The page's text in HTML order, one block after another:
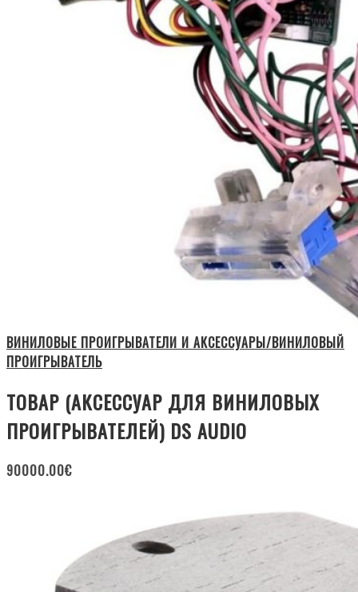
ВИНИЛОВЫЕ ПРОИГРЫВАТЕЛИ И АКСЕССУАРЫ/ВИНИЛОВЫЙ
ПРОИГРЫВАТЕЛЬ
ТОВАР (АКСЕССУАР ДЛЯ ВИНИЛОВЫХ
ПРОИГРЫВАТЕЛЕЙ) DS AUDIO
90000.00€